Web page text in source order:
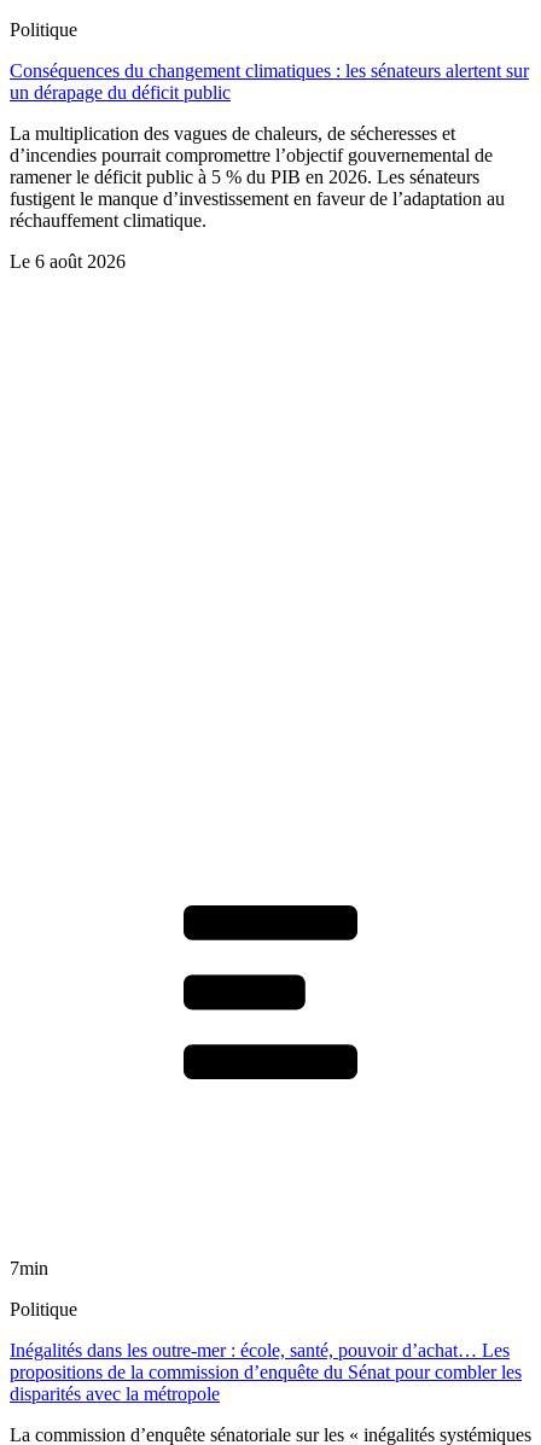
Politique
Conséquences du changement climatiques : les sénateurs alertent sur
un dérapage du déficit public
La multiplication des vagues de chaleurs, de sécheresses et
d’incendies pourrait compromettre l’objectif gouvernemental de
ramener le déficit public à 5 % du PIB en 2026. Les sénateurs
fustigent le manque d’investissement en faveur de l’adaptation au
réchauffement climatique.
Le 6 août 2026
7min
Politique
Inégalités dans les outre-mer : école, santé, pouvoir d’achat… Les
propositions de la commission d’enquête du Sénat pour combler les
disparités avec la métropole
La commission d’enquête sénatoriale sur les « inégalités systémiques